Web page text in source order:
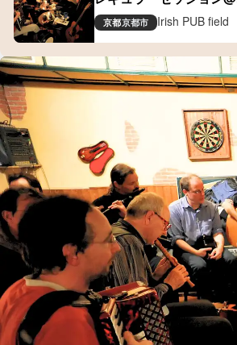
京都京都市 Irish PUB field